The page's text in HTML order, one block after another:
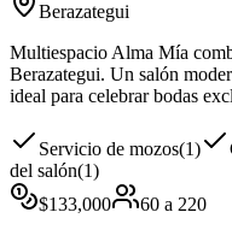
Berazategui
Multiespacio Alma Mía
Berazategui. Un salón
ideal para celebrar bodas
Servicio de mozos(1)
del salón(1)
$133,000 60 a 220